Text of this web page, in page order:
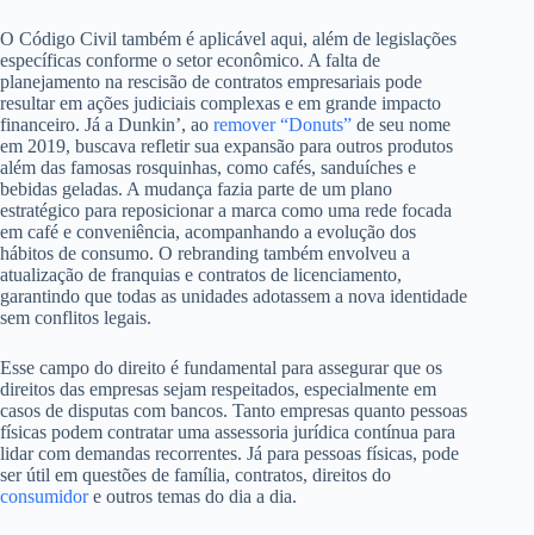
O Código Civil também é aplicável aqui, além de legislações
específicas conforme o setor econômico. A falta de
planejamento na rescisão de contratos empresariais pode
resultar em ações judiciais complexas e em grande impacto
financeiro. Já a Dunkin’, ao remover “Donuts” de seu nome
em 2019, buscava refletir sua expansão para outros produtos
além das famosas rosquinhas, como cafés, sanduíches e
bebidas geladas. A mudança fazia parte de um plano
estratégico para reposicionar a marca como uma rede focada
em café e conveniência, acompanhando a evolução dos
hábitos de consumo. O rebranding também envolveu a
atualização de franquias e contratos de licenciamento,
garantindo que todas as unidades adotassem a nova identidade
sem conflitos legais.
Esse campo do direito é fundamental para assegurar que os
direitos das empresas sejam respeitados, especialmente em
casos de disputas com bancos. Tanto empresas quanto pessoas
físicas podem contratar uma assessoria jurídica contínua para
lidar com demandas recorrentes. Já para pessoas físicas, pode
ser útil em questões de família, contratos, direitos do
consumidore outros temas do dia a dia.